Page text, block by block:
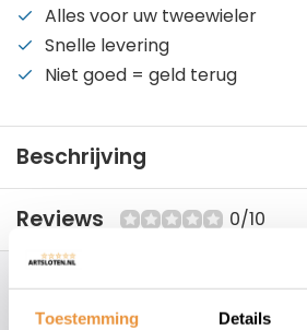
Toestemming Details
Alles voor uw tweewieler
Snelle levering
Niet goed = geld terug
Beschrijving
Reviews 0/10
Hoe kunnen wij je helpen?